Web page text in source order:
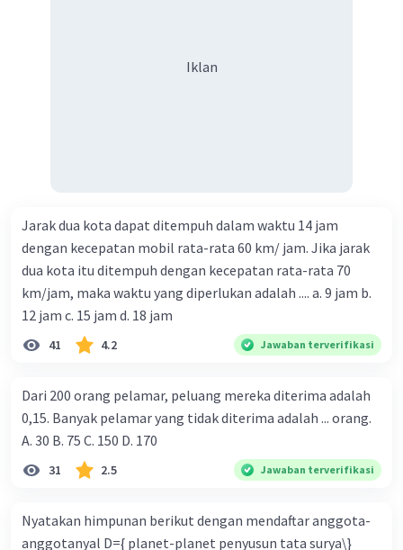
Iklan
Jarak dua kota dapat ditempuh dalam waktu 14 jam
dengan kecepatan mobil rata-rata 60 km/ jam. Jika jarak
dua kota itu ditempuh dengan kecepatan rata-rata 70
km/jam, maka waktu yang diperlukan adalah .... a. 9 jam b.
12 jam c. 15 jam d. 18 jam
41 4.2 Jawaban terverifikasi
Dari 200 orang pelamar, peluang mereka diterima adalah
0,15. Banyak pelamar yang tidak diterima adalah ... orang.
A. 30 B. 75 C. 150 D. 170
31 2.5 Jawaban terverifikasi
Nyatakan himpunan berikut dengan mendaftar anggota-
anggotanyal D={ planet-planet penyusun tata surya\}